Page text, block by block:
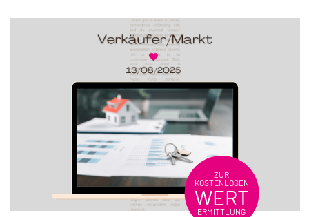
DUBAI-IMMOBILIEN
MERKLISTE
VERKAUFEN | VERMIETEN
IMMOBILIENBEWERTUNG
REFERENZEN
ÜBER UNS
ZUR
KOSTENLOSEN
WERT
ERMITTLUNG